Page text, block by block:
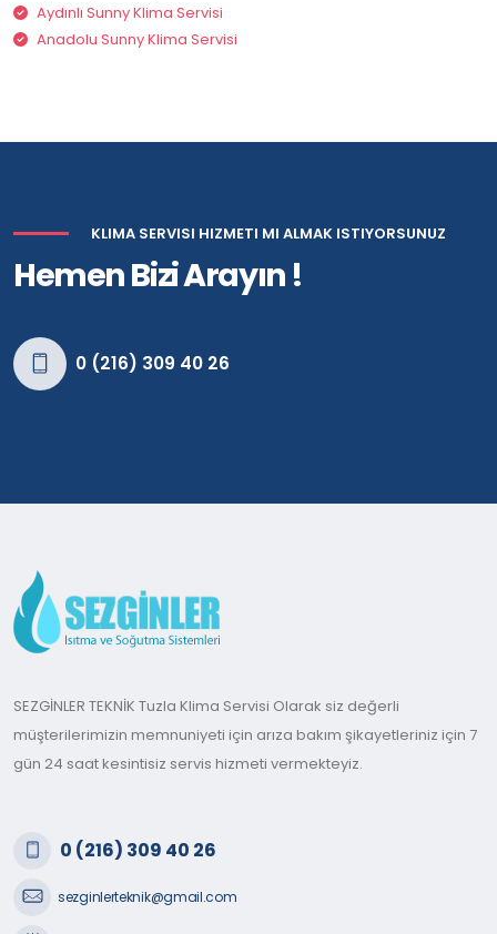
Aydınlı Sunny Klima Servisi
Anadolu Sunny Klima Servisi
KLIMA SERVISI HIZMETI MI ALMAK ISTIYORSUNUZ
Hemen Bizi Arayın !
0 (216) 309 40 26
SEZGİNLER TEKNİK Tuzla Klima Servisi Olarak siz değerli
müşterilerimizin memnuniyeti için arıza bakım şikayetleriniz için 7
gün 24 saat kesintisiz servis hizmeti vermekteyiz.
0 (216) 309 40 26
sezginlerteknik@gmail.com